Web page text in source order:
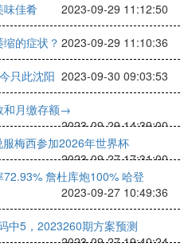
味佳肴
2023-09-29 11:12:50
的症状？ 2023-09-29 11:10:36
只此沈阳 2023-09-30 09:03:53
和月缴存额→
2023-09-29 14:39:00
梅西参加2026年世界杯
2023-09-27 17:31:00
詹杜库炮100% 哈登
2023-09-27 10:49:36
中5，2023260期方案预测
2023-09-27 19:40:24